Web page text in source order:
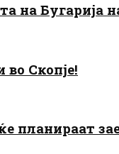
на Бугарија
во Скопје!
планираат